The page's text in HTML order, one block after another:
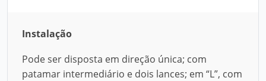
Instalação
Pode ser disposta em direção única; com
patamar intermediário e dois lances; em “L”, com